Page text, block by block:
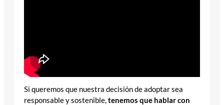
Si queremos que nuestra decisión de adoptar sea
responsable y sostenible,tenemos que hablar con